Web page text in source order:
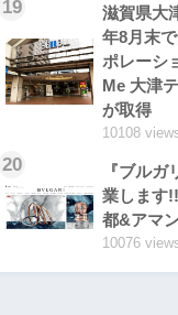
19
滋賀県大
年8月末
ポレーシ
Me 大津
が取得
10108
20
『ブル
業します
都&アマ
10076